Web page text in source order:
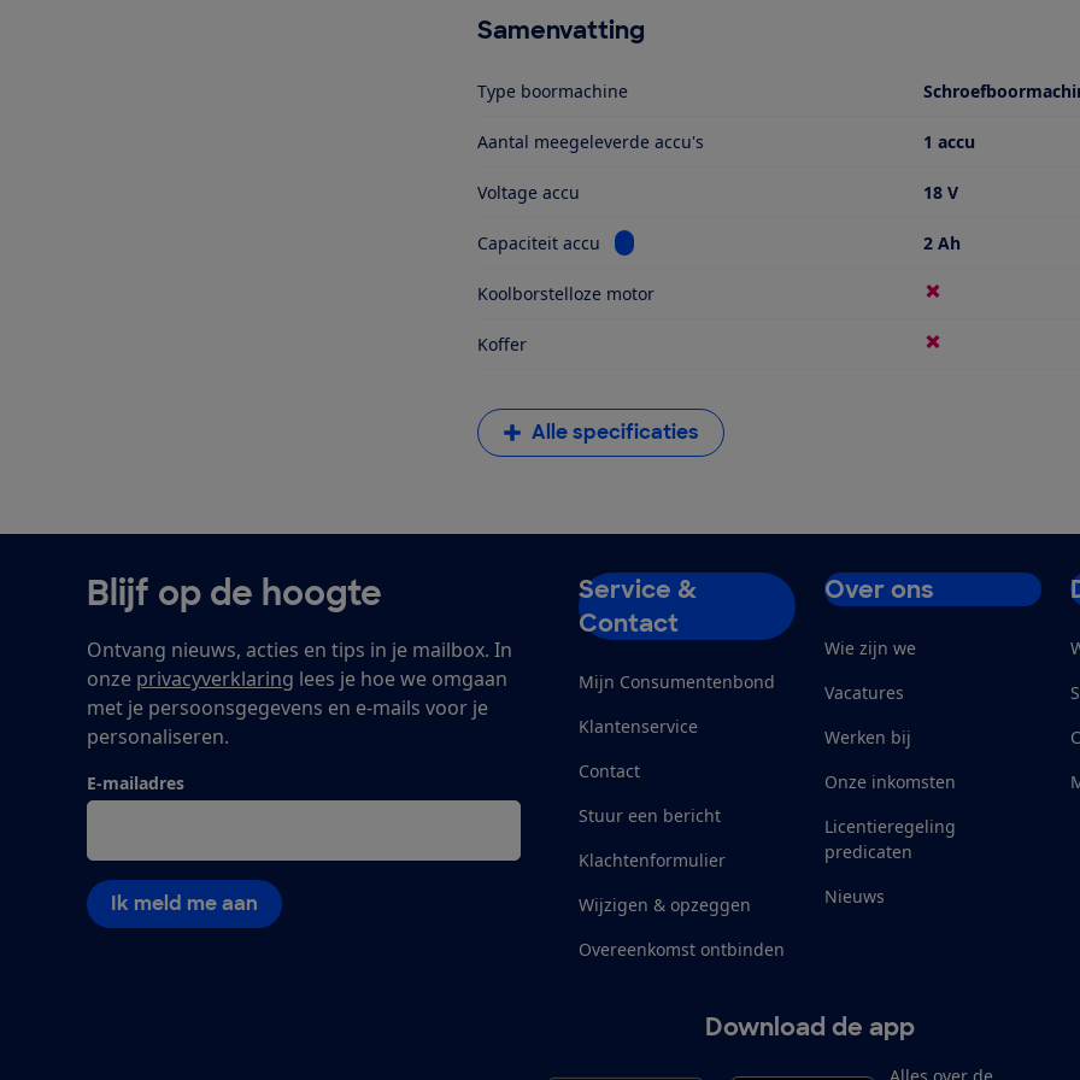
Samenvatting
Type boormachine
Aantal meegeleverde accu's 1 accu
Voltage accu 18 V
Capaciteit accu Bekijk informatie voor Capaciteit accu 2 Ah
Koolborstelloze motor
Koffer
Alle specificaties
Blijf op de hoogte
Ontvang nieuws, acties en tips in je mailbox. In
onze privacyverklaring lees je hoe we omgaan
met je persoonsgegevens en e-mails voor je
personaliseren.
E-mailadres
Ik meld me aan
Service &
Contact
Mijn Consumentenbond
Klantenservice
Contact
Stuur een bericht
Klachtenformulier
Wijzigen & opzeggen
Overeenkomst ontbinden
Over ons
Wie zijn we
Vacatures
Werken bij
Onze inkomsten
Licentieregeling
predicaten
Nieuws
Download de app
Alles over de